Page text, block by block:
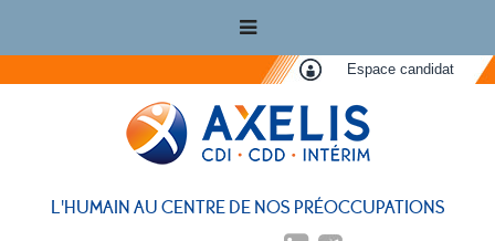
Espace candidat
L'HUMAIN AU CENTRE DE NOS PRÉOCCUPATIONS